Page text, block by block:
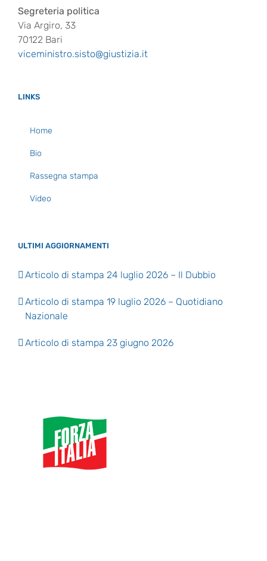
Segreteria politica
Via Argiro, 33
70122 Bari
viceministro.sisto@giustizia.it
LINKS
Home
Bio
Rassegna stampa
Video
ULTIMI AGGIORNAMENTI
Articolo di stampa 24 luglio 2026 – Il Dubbio
Articolo di stampa 19 luglio 2026 – Quotidiano
Nazionale
Articolo di stampa 23 giugno 2026